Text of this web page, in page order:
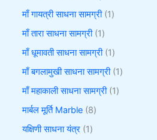
माँ गायत्री साधना सामग्री 1
माँ तारा साधना सामग्री 1
माँ धूमावती साधना सामग्री 1
माँ बगलामुखी साधना सामग्री 1
माँ महाकाली साधना सामग्री 1
मार्बल मूर्ति Marble 8
यक्षिणी साधना यंत्र 1